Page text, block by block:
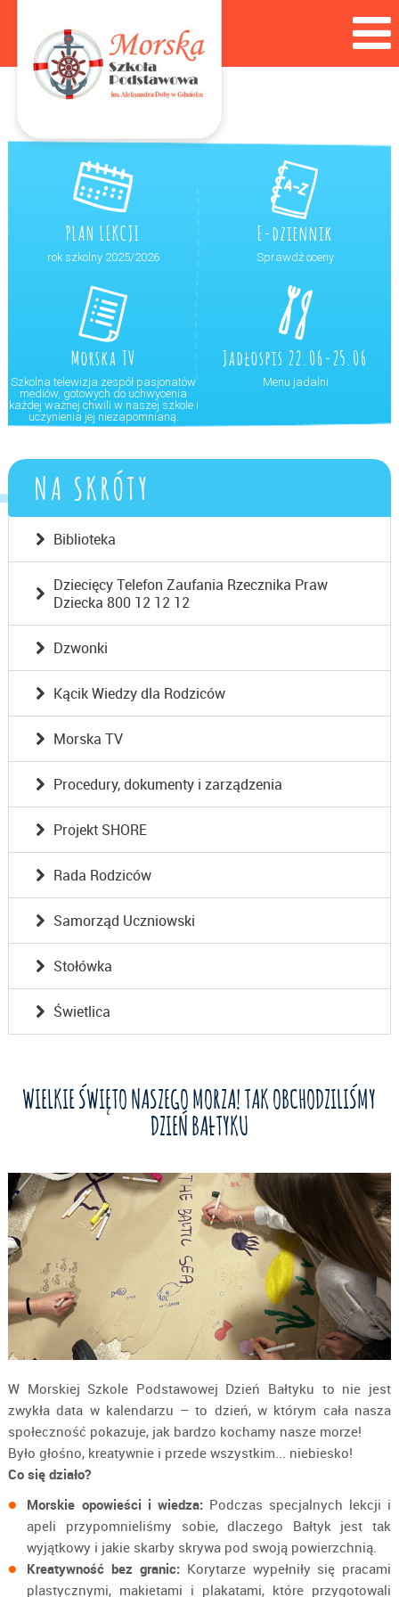
PLAN LEKCJI
rok szkolny 2025/2026
E-dziennik
Sprawdź oceny
Morska TV
Szkolna telewizja zespół pasjonatów
mediów, gotowych do uchwycenia
każdej ważnej chwili w naszej szkole i
uczynienia jej niezapomnianą.
Jadłospis 22.06-25.06
Menu jadalni
NA SKRÓTY
Biblioteka
Dziecięcy Telefon Zaufania Rzecznika Praw
Dziecka 800 12 12 12
Dzwonki
Kącik Wiedzy dla Rodziców
Morska TV
Procedury, dokumenty i zarządzenia
Projekt SHORE
Rada Rodziców
Samorząd Uczniowski
Stołówka
Świetlica
WIELKIE ŚWIĘTO NASZEGO MORZA! TAK OBCHODZILIŚMY
DZIEŃ BAŁTYKU
W Morskiej Szkole Podstawowej Dzień Bałtyku to nie jest
zwykła data w kalendarzu – to dzień, w którym cała nasza
społeczność pokazuje, jak bardzo kochamy nasze morze!
Było głośno, kreatywnie i przede wszystkim... niebiesko!
Co się działo?
Morskie opowieści i wiedza:Podczas specjalnych lekcji i
apeli przypomnieliśmy sobie, dlaczego Bałtyk jest tak
wyjątkowy i jakie skarby skrywa pod swoją powierzchnią.
Kreatywność bez granic:Korytarze wypełniły się pracami
plastycznymi, makietami i plakatami, które przygotowali